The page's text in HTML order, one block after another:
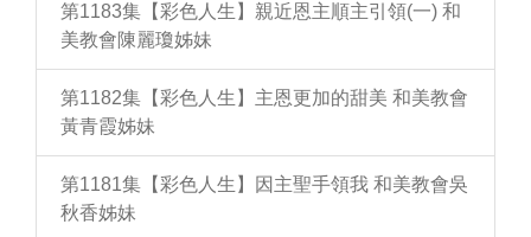
第1183集【彩色人生】親近恩主順主引領(一) 和
美教會陳麗瓊姊妹
第1182集【彩色人生】主恩更加的甜美 和美教會
黃青霞姊妹
第1181集【彩色人生】因主聖手領我 和美教會吳
秋香姊妹